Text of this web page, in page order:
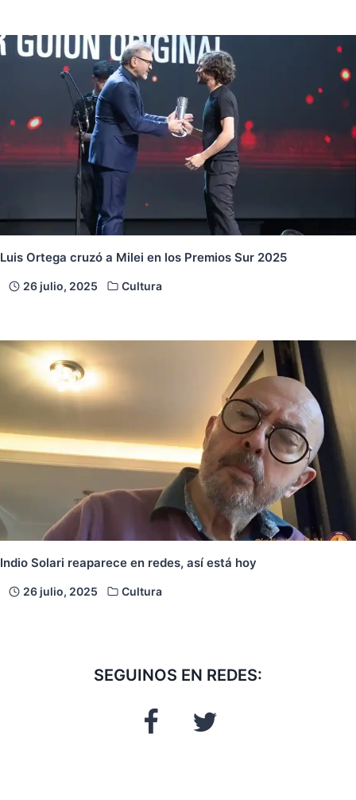
Luis Ortega cruzó a Milei en los Premios Sur 2025
26 julio, 2025 Cultura
Indio Solari reaparece en redes, así está hoy
26 julio, 2025 Cultura
SEGUINOS EN REDES: